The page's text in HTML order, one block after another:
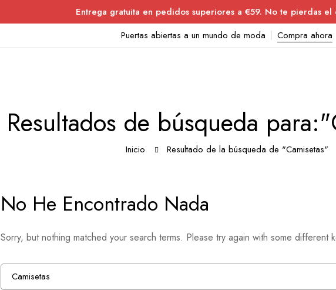
Entrega gratuita en pedidos superiores a €59. No te pierdas el
Puertas abiertas a un mundo de moda
Compra ahora
Resultados de búsqueda
Inicio Resultado de la búsqueda de "Camisetas"
No He Encontrado Nada
Sorry, but nothing matched your search terms. Please try again with some different